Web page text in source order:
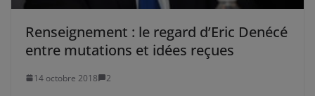
Renseignement : le regard d’Eric Denécé
entre mutations et idées reçues
14 octobre 2018 2